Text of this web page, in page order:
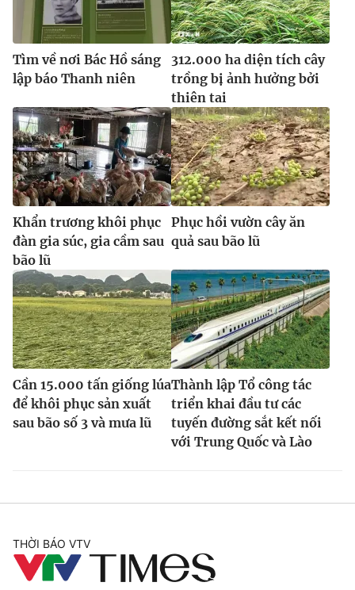
Tìm về nơi Bác Hồ sáng
lập báo Thanh niên
312.000 ha diện tích cây
trồng bị ảnh hưởng bởi
thiên tai
Khẩn trương khôi phục
đàn gia súc, gia cầm sau
bão lũ
Phục hồi vườn cây ăn
quả sau bão lũ
Cần 15.000 tấn giống lúa
để khôi phục sản xuất
sau bão số 3 và mưa lũ
Thành lập Tổ công tác
triển khai đầu tư các
tuyến đường sắt kết nối
với Trung Quốc và Lào
THỜI BÁO VTV